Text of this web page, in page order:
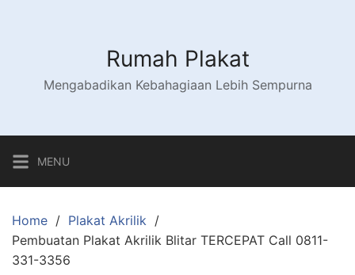
Rumah Plakat
Mengabadikan Kebahagiaan Lebih Sempurna
MENU
Home
Plakat Akrilik
Pembuatan Plakat Akrilik Blitar TERCEPAT Call 0811-
331-3356